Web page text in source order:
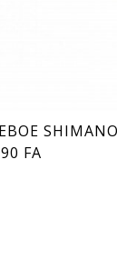
SHIMANO
FA